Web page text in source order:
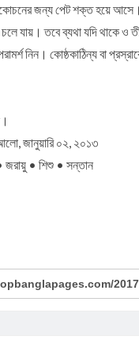
জন্য পেট শক্ত হয়ে আসে।
যায়। তবে ব্যথা যদি থাকে ও
নিন। কোষ্ঠকাঠিন্য বা
জানুয়ারি ০২, ২০১৩
জরায়ু • শিশু • সন্তান